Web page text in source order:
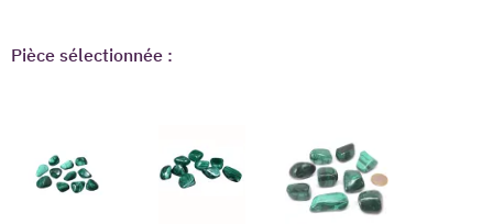
Pièce sélectionnée :